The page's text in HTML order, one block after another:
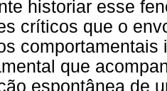
historiar esse
críticos que o
que
espontânea de